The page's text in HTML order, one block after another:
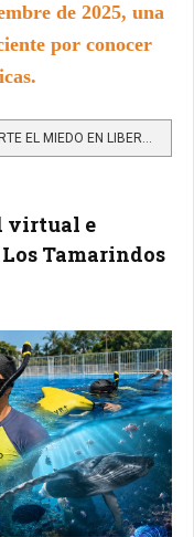
de 2025, una
por conocer
LEER MÁS…VOLAR EN PARAPENTE CONVIERTE EL MIEDO EN LIBERTAD
virtual e
Tamarindos